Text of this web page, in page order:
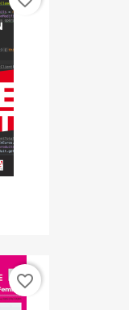
favorite_border